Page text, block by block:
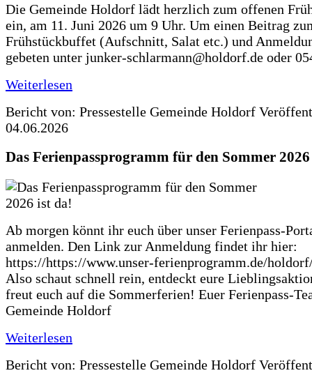
Die Gemeinde Holdorf lädt herzlich zum offenen
ein, am 11. Juni 2026 um 9 Uhr. Um einen Beitrag
Frühstückbuffet (Aufschnitt, Salat etc.) und
gebeten unter junker-schlarmann@holdorf.de oder
Weiterlesen
Bericht von: Pressestelle Gemeinde Holdorf
04.06.2026
Das Ferienpassprogramm für den Sommer
Ab morgen könnt ihr euch über unser Ferienpass-
anmelden. Den Link zur Anmeldung findet ihr hier:
https://https://www.unser-ferienprogramm.de/
Also schaut schnell rein, entdeckt eure
freut euch auf die Sommerferien! Euer Ferienpass-
Gemeinde Holdorf
Weiterlesen
Bericht von: Pressestelle Gemeinde Holdorf